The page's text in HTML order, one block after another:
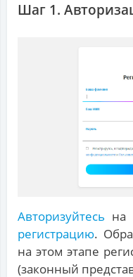
Шаг 1.
Авторизуйтесь на
регистрацию.
на этом этапе
(законный